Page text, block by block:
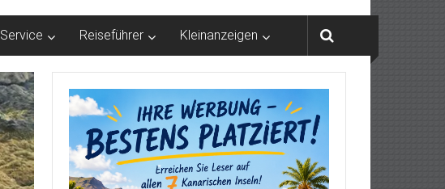
Service Reiseführer Kleinanzeigen